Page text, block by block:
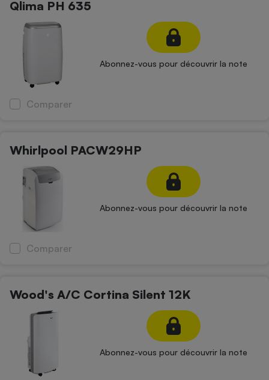
Qlima PH 635
Abonnez-vous pour découvrir la note
Comparer
Whirlpool PACW29HP
Abonnez-vous pour découvrir la note
Comparer
Wood's A/C Cortina Silent 12K
Abonnez-vous pour découvrir la note